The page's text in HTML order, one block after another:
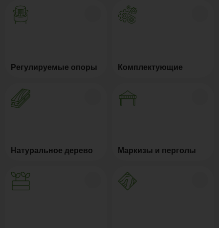
Регулируемые опоры Комплектующие
Натуральное дерево Маркизы и перголы